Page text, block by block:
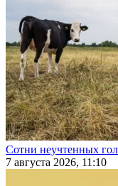
Сотни неучтенных
7 августа 2026, 11:10